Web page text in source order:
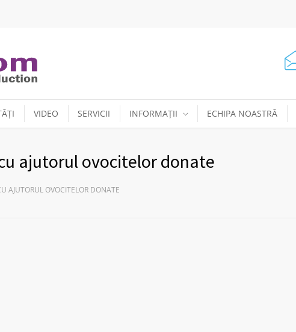
VIDEO SERVICII INFORMAȚII ECHIPA NOASTRĂ
ajutorul ovocitelor donate
AJUTORUL OVOCITELOR DONATE